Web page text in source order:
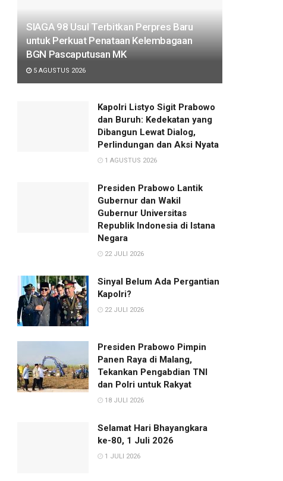
SIAGA 98 Usul Terbitkan Perpres Baru
untuk Perkuat Penataan Kelembagaan
BGN Pascaputusan MK
5 AGUSTUS 2026
Kapolri Listyo Sigit Prabowo
dan Buruh: Kedekatan yang
Dibangun Lewat Dialog,
Perlindungan dan Aksi Nyata
1 AGUSTUS 2026
Presiden Prabowo Lantik
Gubernur dan Wakil
Gubernur Universitas
Republik Indonesia di Istana
Negara
22 JULI 2026
Sinyal Belum Ada Pergantian
Kapolri?
22 JULI 2026
Presiden Prabowo Pimpin
Panen Raya di Malang,
Tekankan Pengabdian TNI
dan Polri untuk Rakyat
18 JULI 2026
Selamat Hari Bhayangkara
ke-80, 1 Juli 2026
1 JULI 2026